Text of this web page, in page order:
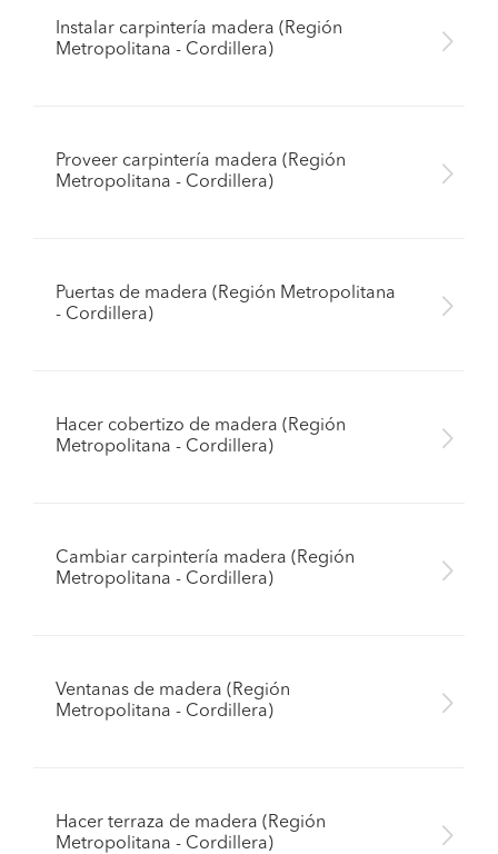
Instalar carpintería madera (Región
Metropolitana - Cordillera)
Proveer carpintería madera (Región
Metropolitana - Cordillera)
Puertas de madera (Región Metropolitana
- Cordillera)
Hacer cobertizo de madera (Región
Metropolitana - Cordillera)
Cambiar carpintería madera (Región
Metropolitana - Cordillera)
Ventanas de madera (Región
Metropolitana - Cordillera)
Hacer terraza de madera (Región
Metropolitana - Cordillera)